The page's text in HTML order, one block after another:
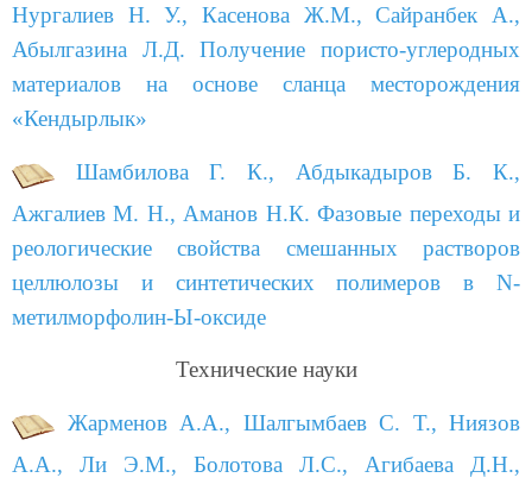
Нургалиев Н. У., Касенова Ж.М., Сайранбек А.,
Абылгазина Л.Д. Получение пористо-углеродных
материалов на основе сланца месторождения
«Кендырлык»
Шамбилова Г. К., Абдыкадыров Б. К.,
Ажгалиев М. Н., Аманов Н.К. Фазовые переходы и
реологические свойства смешанных растворов
целлюлозы и синтетических полимеров в N-
метилморфолин-Ы-оксиде
Технические науки
Жарменов А.А., Шалгымбаев С. Т., Ниязов
А.А., Ли Э.М., Болотова Л.С., Агибаева Д.Н.,